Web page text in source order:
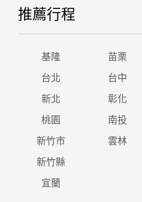
推薦行程
基隆 苗栗
台北 台中
新北 彰化
桃園 南投
新竹市 雲林
新竹縣
宜蘭